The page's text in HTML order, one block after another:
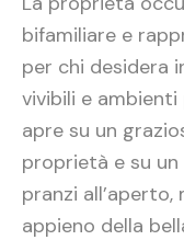
bifamiliare e
per chi desidera
vivibili e ambienti
apre su un
proprietà e su
pranzi
appieno della